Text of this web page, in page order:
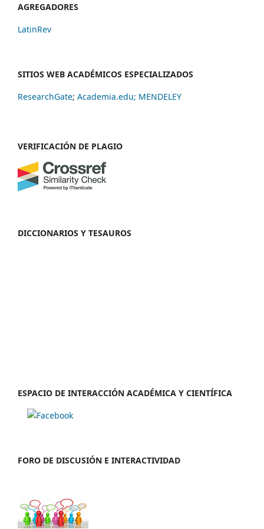
AGREGADORES
LatinRev
SITIOS WEB ACADÉMICOS ESPECIALIZADOS
ResearchGate; Academia.edu; MENDELEY
VERIFICACIÓN DE PLAGIO
DICCIONARIOS Y TESAUROS
ESPACIO DE INTERACCIÓN ACADÉMICA Y CIENTÍFICA
FORO DE DISCUSIÓN E INTERACTIVIDAD